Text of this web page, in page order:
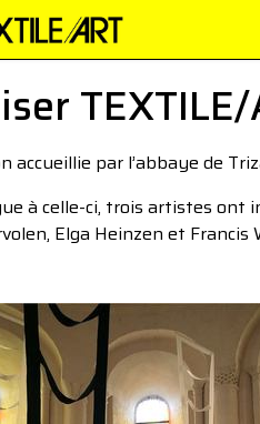
TEXTILE/
accueillie par l’abbaye de
à celle-ci, trois artistes ont
Elga Heinzen et Francis